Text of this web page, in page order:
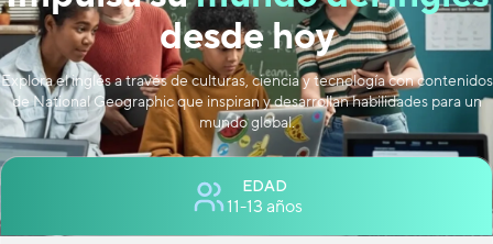
desde hoy
Explora el inglés a través de culturas, ciencia y tecnología con contenidos
de National Geographic que inspiran y desarrollan habilidades para un
mundo global.
EDAD
11-13 años